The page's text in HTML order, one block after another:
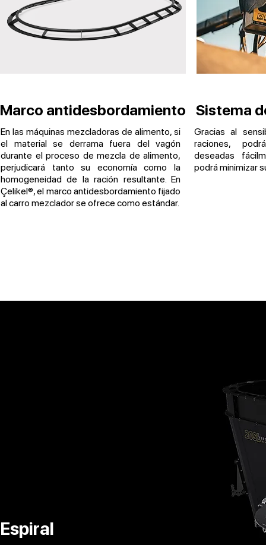
Marco antidesbordamiento
En las máquinas mezcladoras de alimento, si
el material se derrama fuera del vagón
durante el proceso de mezcla de alimento,
perjudicará tanto su economía como la
homogeneidad de la ración resultante. En
Çelikel®, el marco antidesbordamiento fijado
al carro mezclador se ofrece como estándar.
Sistema
Gracias al
raciones,
deseadas
podrá minimizar
Espiral